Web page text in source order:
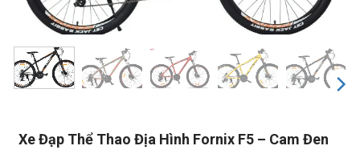
Xe Đạp Thể Thao Địa Hình Fornix F5 – Cam Đen